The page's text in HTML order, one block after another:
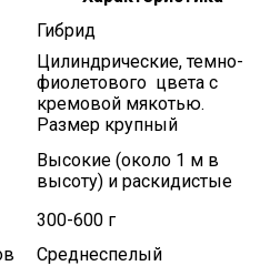
Гибрид
Цилиндрические, темно-
фиолетового цвета с
кремовой мякотью.
Размер крупный
Высокие (около 1 м в
высоту) и раскидистые
300-600 г
Среднеспелый